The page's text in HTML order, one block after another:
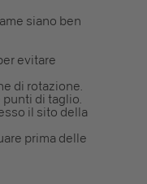
siano ben
evitare
di rotazione.
punti di taglio.
il sito della
prima delle